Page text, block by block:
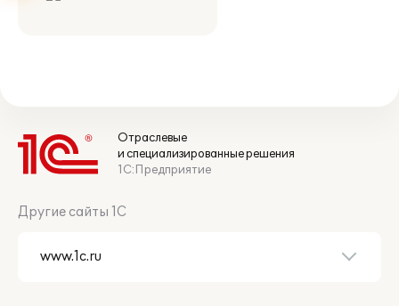
Отраслевые
и специализированные решения
1С:Предприятие
Другие сайты 1С